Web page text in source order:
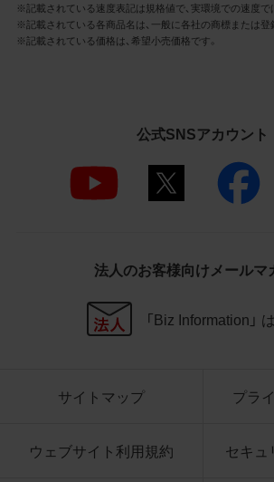
データ利用規約の記載事項は予告
されることがあります。各データ
商品写真データ利用規約
お客様は、商品写真データに関す
等の一切の権利が当社に帰属する
2.利用許諾
当社商品の販売活動（中古による
合を除く）に関する広告宣伝又は
ます。当社からの個別の同意を得
データを利用することはできませ
※記載されている速度表記は規格値で、実環境での速度で
※記載されている各商品名は、一般に各社の商標または登
※記載されている価格は、希望小売価格です。
公式SNSアカウント
法人のお客様向けメールマ
「Biz Information」
サイトマップ プラ
ウェブサイト利用規約 セキュ